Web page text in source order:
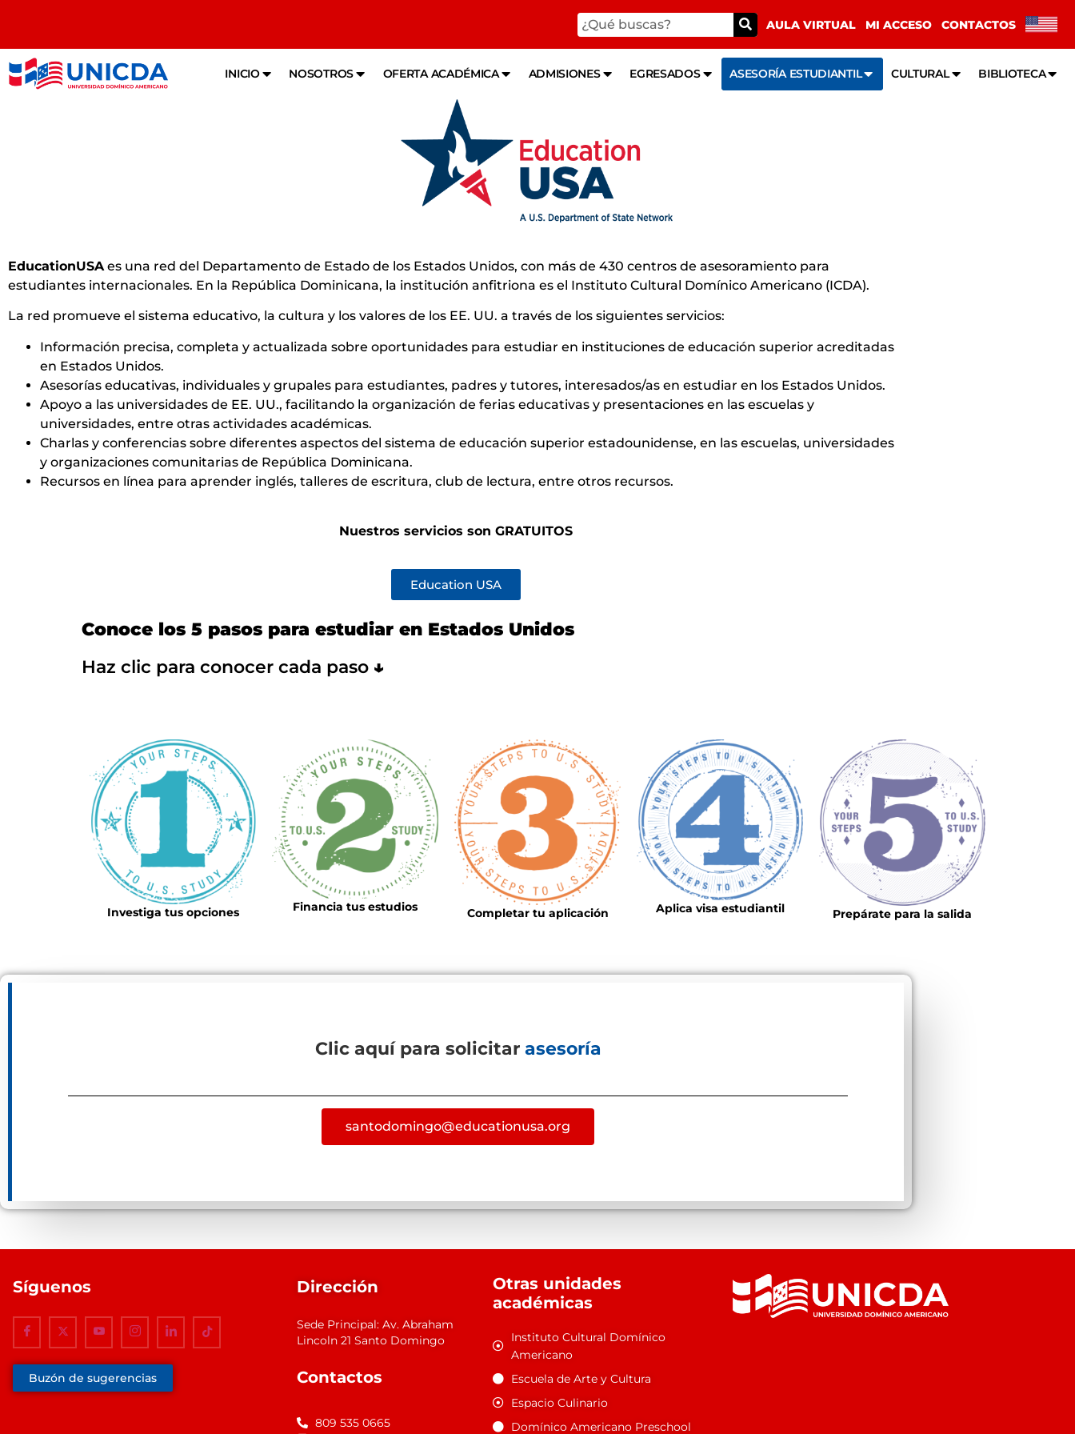
AULA VIRTUAL MI ACCESO CONTACTOS
INICIO NOSOTROS OFERTA ACADÉMICA ADMISIONES EGRESADOS ASESORÍA ESTUDIANTIL CULTURAL BIBLIOTECA
EducationUSAes una red del Departamento de Estado de los Estados Unidos, con más de 430 centros de asesoramiento para
estudiantes internacionales. En la República Dominicana, la institución anfitriona es el Instituto Cultural Domínico Americano (ICDA).
La red promueve el sistema educativo, la cultura y los valores de los EE. UU. a través de los siguientes servicios:
Información precisa, completa y actualizada sobre oportunidades para estudiar en instituciones de educación superior acreditadas
en Estados Unidos.
Asesorías educativas, individuales y grupales para estudiantes, padres y tutores, interesados/as en estudiar en los Estados Unidos.
Apoyo a las universidades de EE. UU., facilitando la organización de ferias educativas y presentaciones en las escuelas y
universidades, entre otras actividades académicas.
Charlas y conferencias sobre diferentes aspectos del sistema de educación superior estadounidense, en las escuelas, universidades
y organizaciones comunitarias de República Dominicana.
Recursos en línea para aprender inglés, talleres de escritura, club de lectura, entre otros recursos.
Nuestros servicios son GRATUITOS
Education USA
Conoce los 5 pasos para estudiar en Estados Unidos
Haz clic para conocer cada paso ↓
Investiga tus opciones Financia tus estudios Completar tu aplicación Aplica visa estudiantil Prepárate para la salida
Clic aquí para solicitar asesoría
santodomingo@educationusa.org
Síguenos
Buzón de sugerencias
Dirección
Sede Principal: Av. Abraham
Lincoln 21 Santo Domingo
Contactos
809 535 0665
Otras unidades
académicas
Instituto Cultural Domínico
Americano
Escuela de Arte y Cultura
Espacio Culinario
Domínico Americano Preschool